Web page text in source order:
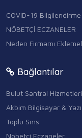
COVID-19 Bilgilendirme
NÖBETÇİ ECZANELER
Neden Firmamı
Bağlantılar
Bulut Santral Hizmetleri
Akbim Bilgisayar &
Toplu Sms
Nöbetçi Eczaneler